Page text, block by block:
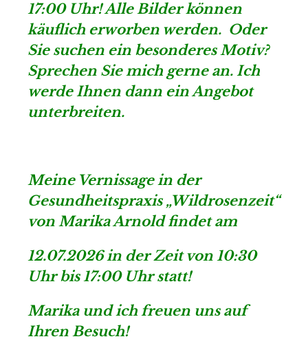
17:00 Uhr! Alle Bilder können
käuflich erworben werden. Oder
Sie suchen ein besonderes Motiv?
Sprechen Sie mich gerne an. Ich
werde Ihnen dann ein Angebot
unterbreiten.
Meine Vernissage in der
Gesundheitspraxis „Wildrosenzeit“
von Marika Arnold findet am
12.07.2026 in der Zeit von 10:30
Uhr bis 17:00 Uhr statt!
Marika und ich freuen uns auf
Ihren Besuch!